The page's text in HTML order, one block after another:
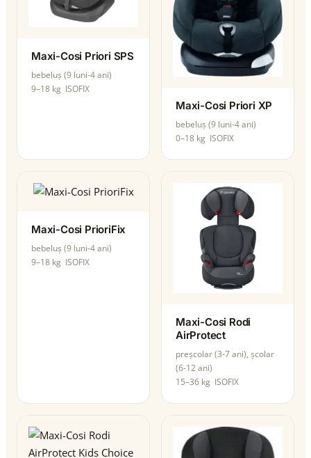
Maxi-Cosi Priori SPS
bebeluș (9 luni-4 ani)
9–18 kg ISOFIX
Maxi-Cosi Priori XP
bebeluș (9 luni-4 ani)
0–18 kg ISOFIX
Maxi-Cosi PrioriFix
bebeluș (9 luni-4 ani)
9–18 kg ISOFIX
Maxi-Cosi Rodi
AirProtect
preșcolar (3-7 ani), școlar
(6-12 ani)
15–36 kg ISOFIX